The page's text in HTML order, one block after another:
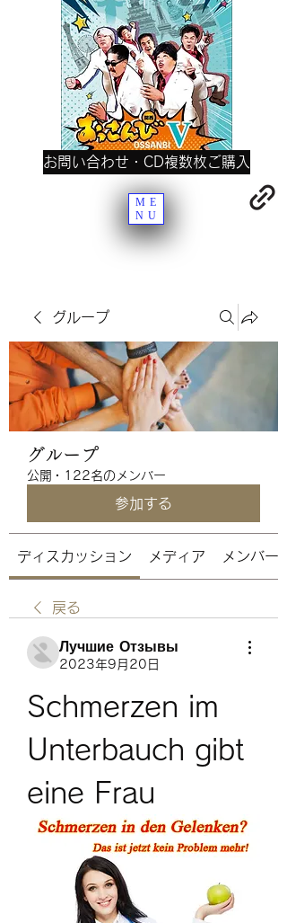
お問い合わせ・CD複数枚ご購入
ME
NU
グループ
グループ
公開 · 122名のメンバー
参加する
ディスカッション メディア メンバー
戻る
Лучшие Отзывы
2023年9月20日
Schmerzen im
Unterbauch gibt
eine Frau